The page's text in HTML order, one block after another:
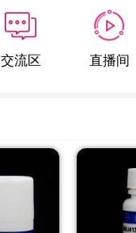
交流区 直播间